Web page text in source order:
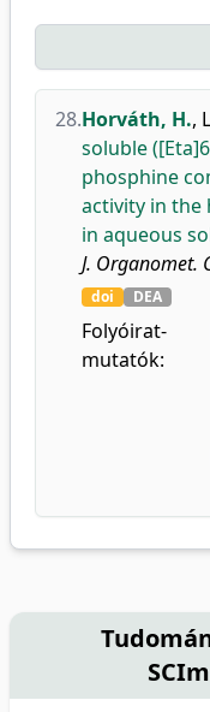
28.Horváth, H.,
soluble
phosphine
activity in
in aqueous
J. Organomet.
doi DEA
Folyóirat-
mutatók: